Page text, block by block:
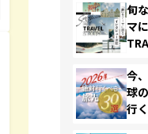
旬
マ
今
球
行